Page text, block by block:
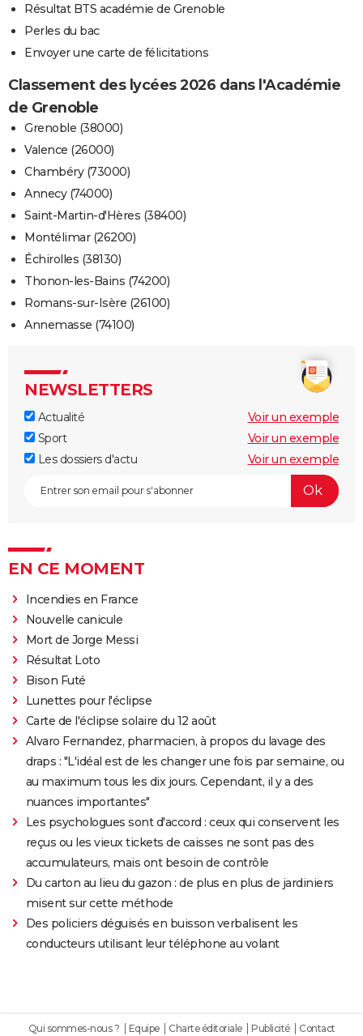
Résultat BTS académie de Grenoble
Perles du bac
Envoyer une carte de félicitations
Classement des lycées 2026 dans l'Académie
de Grenoble
Grenoble (38000)
Valence (26000)
Chambéry (73000)
Annecy (74000)
Saint-Martin-d'Hères (38400)
Montélimar (26200)
Échirolles (38130)
Thonon-les-Bains (74200)
Romans-sur-Isère (26100)
Annemasse (74100)
NEWSLETTERS
Actualité
Voir un exemple
Sport
Voir un exemple
Les dossiers d'actu
Voir un exemple
EN CE MOMENT
Incendies en France
Nouvelle canicule
Mort de Jorge Messi
Résultat Loto
Bison Futé
Lunettes pour l'éclipse
Carte de l'éclipse solaire du 12 août
Alvaro Fernandez, pharmacien, à propos du lavage des
draps : "L'idéal est de les changer une fois par semaine, ou
au maximum tous les dix jours. Cependant, il y a des
nuances importantes"
Les psychologues sont d'accord : ceux qui conservent les
reçus ou les vieux tickets de caisses ne sont pas des
accumulateurs, mais ont besoin de contrôle
Du carton au lieu du gazon : de plus en plus de jardiniers
misent sur cette méthode
Des policiers déguisés en buisson verbalisent les
conducteurs utilisant leur téléphone au volant
Qui sommes-nous ? Equipe Charte éditoriale Publicité Contact